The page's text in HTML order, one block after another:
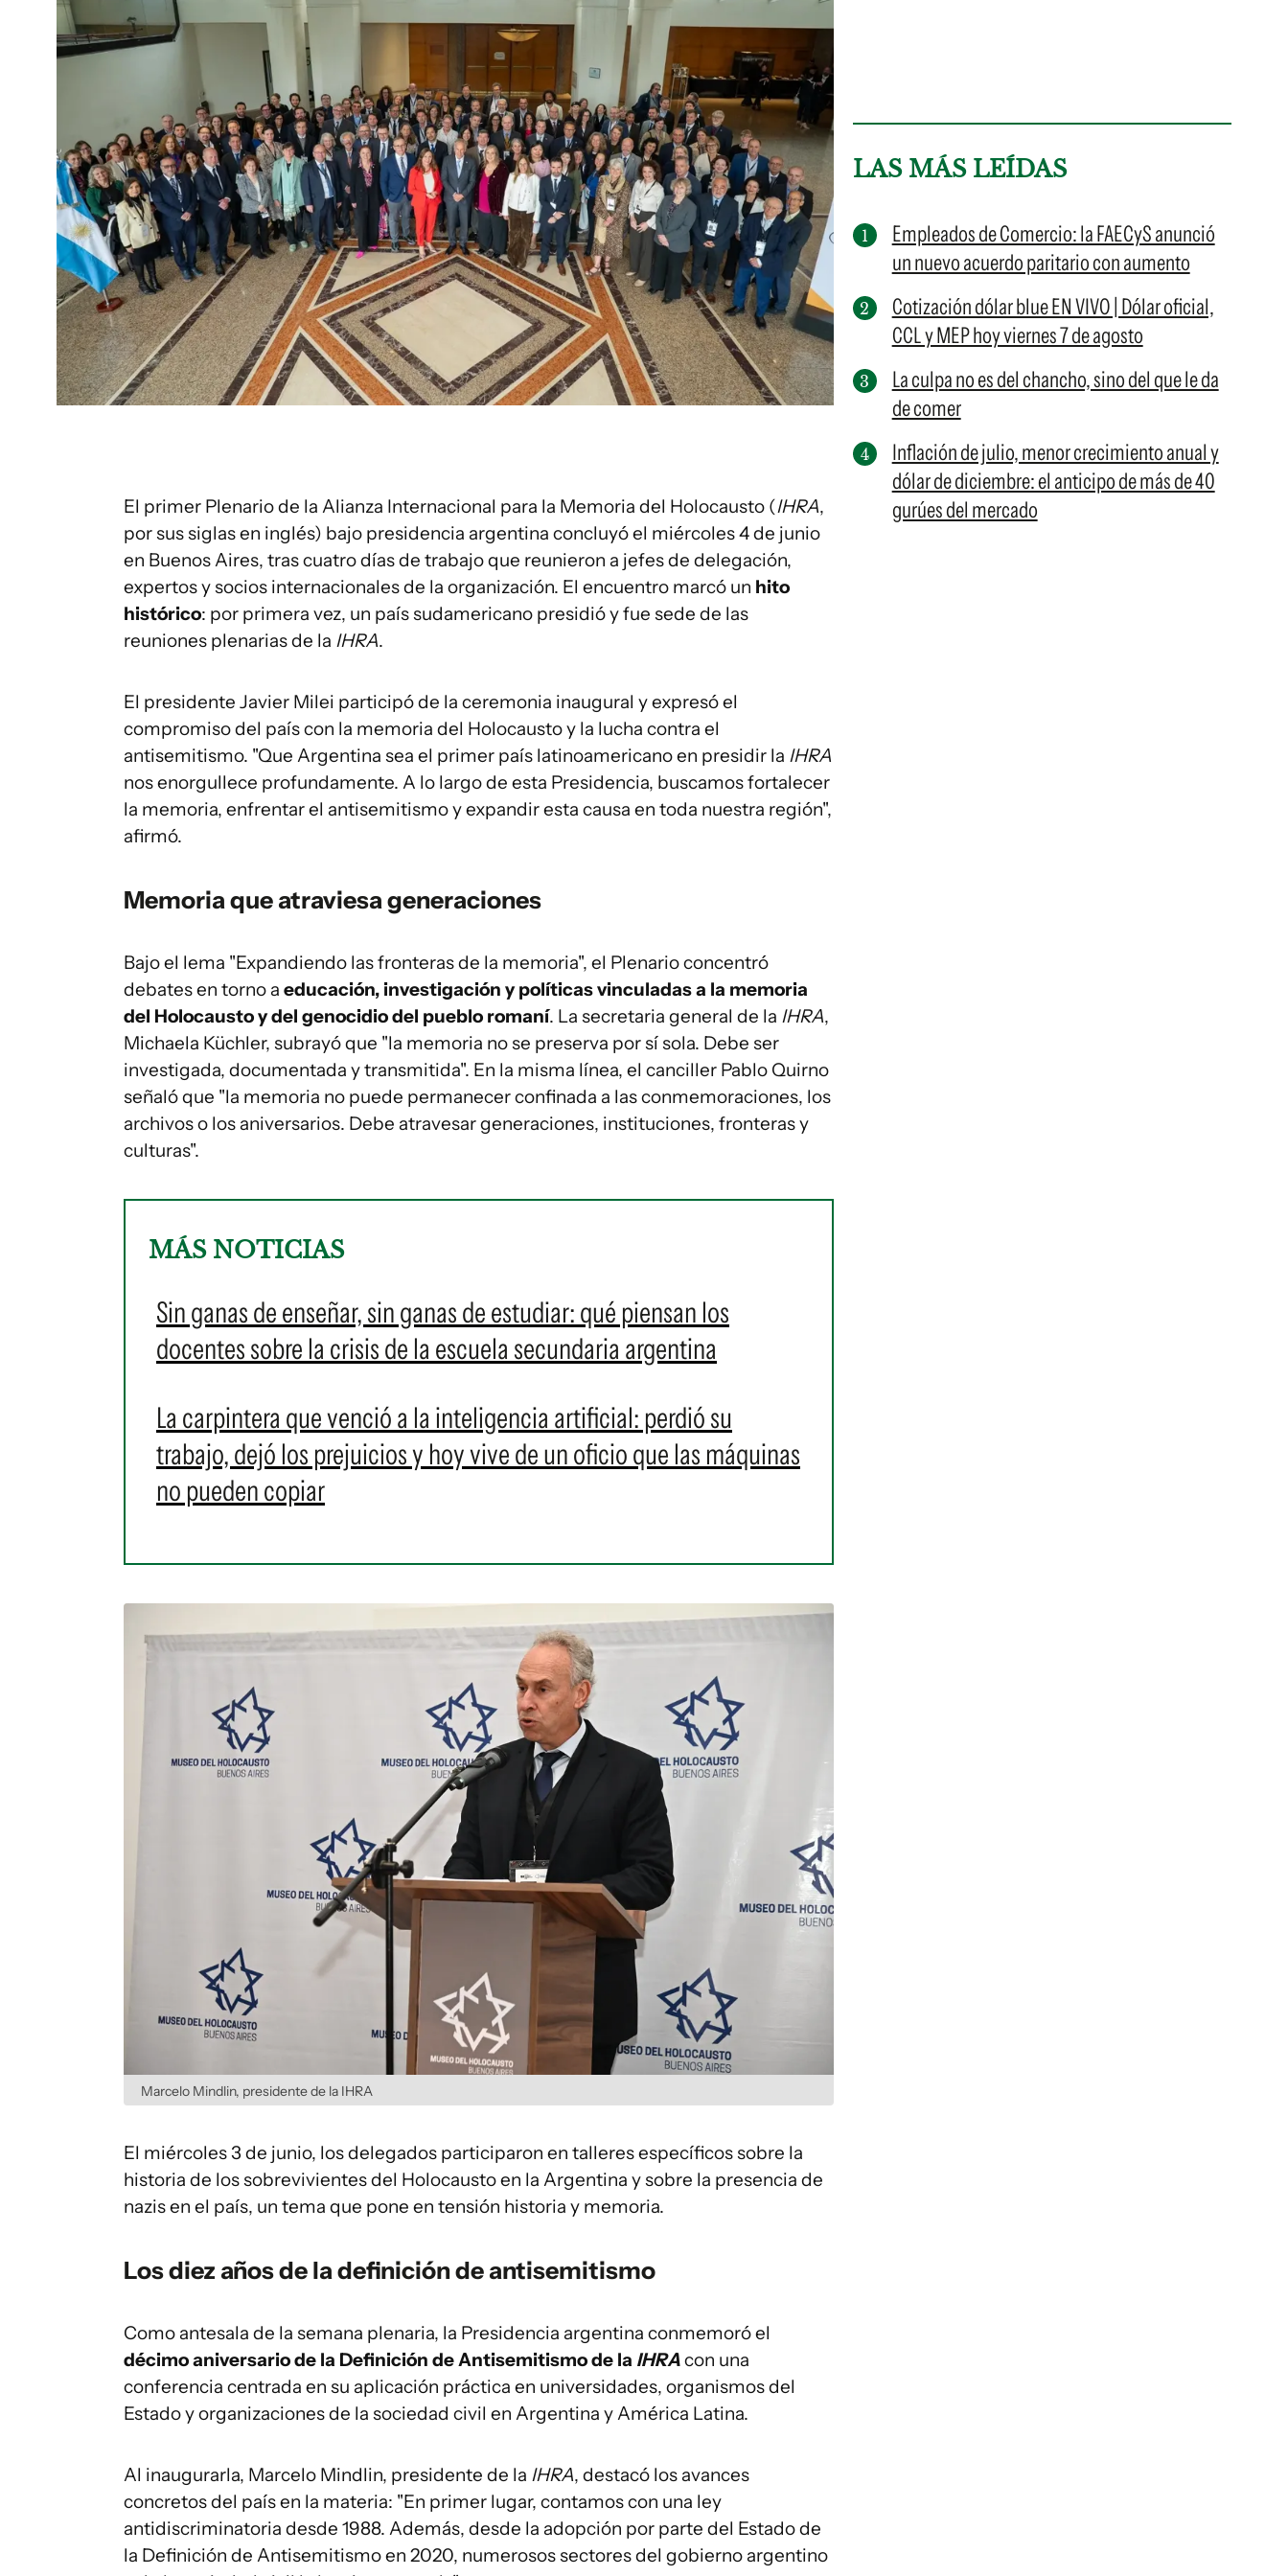
El primer Plenario de la Alianza Internacional para la Memoria del Holocausto (IHRA,
por sus siglas en inglés) bajo presidencia argentina concluyó el miércoles 4 de junio
en Buenos Aires, tras cuatro días de trabajo que reunieron a jefes de delegación,
expertos y socios internacionales de la organización. El encuentro marcó un hito
histórico: por primera vez, un país sudamericano presidió y fue sede de las
reuniones plenarias de la IHRA.
El presidente Javier Milei participó de la ceremonia inaugural y expresó el
compromiso del país con la memoria del Holocausto y la lucha contra el
antisemitismo. "Que Argentina sea el primer país latinoamericano en presidir la IHRA
nos enorgullece profundamente. A lo largo de esta Presidencia, buscamos fortalecer
la memoria, enfrentar el antisemitismo y expandir esta causa en toda nuestra región",
afirmó.
Memoria que atraviesa generaciones
Bajo el lema "Expandiendo las fronteras de la memoria", el Plenario concentró
debates en torno a educación, investigación y políticas vinculadas a la memoria
del Holocausto y del genocidio del pueblo romaní. La secretaria general de la IHRA,
Michaela Küchler, subrayó que "la memoria no se preserva por sí sola. Debe ser
investigada, documentada y transmitida". En la misma línea, el canciller Pablo Quirno
señaló que "la memoria no puede permanecer confinada a las conmemoraciones, los
archivos o los aniversarios. Debe atravesar generaciones, instituciones, fronteras y
culturas".
MÁS NOTICIAS
Sin ganas de enseñar, sin ganas de estudiar: qué piensan los
docentes sobre la crisis de la escuela secundaria argentina
La carpintera que venció a la inteligencia artificial: perdió su
trabajo, dejó los prejuicios y hoy vive de un oficio que las máquinas
no pueden copiar
Marcelo Mindlin, presidente de la IHRA
El miércoles 3 de junio, los delegados participaron en talleres específicos sobre la
historia de los sobrevivientes del Holocausto en la Argentina y sobre la presencia de
nazis en el país, un tema que pone en tensión historia y memoria.
Los diez años de la definición de antisemitismo
Como antesala de la semana plenaria, la Presidencia argentina conmemoró el
décimo aniversario de la Definición de Antisemitismo de la IHRAcon una
conferencia centrada en su aplicación práctica en universidades, organismos del
Estado y organizaciones de la sociedad civil en Argentina y América Latina.
Al inaugurarla, Marcelo Mindlin, presidente de la IHRA, destacó los avances
concretos del país en la materia: "En primer lugar, contamos con una ley
antidiscriminatoria desde 1988. Además, desde la adopción por parte del Estado de
la Definición de Antisemitismo en 2020, numerosos sectores del gobierno argentino
LAS MÁS LEÍDAS
Empleados de Comercio: la FAECyS anunció
un nuevo acuerdo paritario con aumento
Cotización dólar blue EN VIVO | Dólar oficial,
CCL y MEP hoy viernes 7 de agosto
La culpa no es del chancho, sino del que le da
de comer
Inflación de julio, menor crecimiento anual y
dólar de diciembre: el anticipo de más de 40
gurúes del mercado